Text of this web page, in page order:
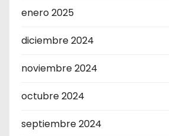
enero 2025
diciembre 2024
noviembre 2024
octubre 2024
septiembre 2024